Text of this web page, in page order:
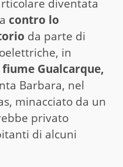
diventata
contro lo
da parte di
in
fiume Gualcarque,
Barbara, nel
minacciato da un
privato
di alcuni